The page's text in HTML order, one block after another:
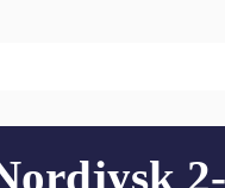
2-